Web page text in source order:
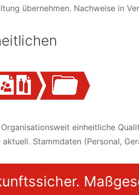
übernehmen. Nachweise in
einheitliche
Stammdaten (Personal,